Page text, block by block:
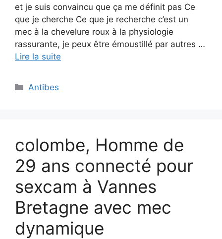
et je suis convaincu que ça me définit pas Ce
que je cherche Ce que je recherche c’est un
mec à la chevelure roux à la physiologie
rassurante, je peux être émoustillé par autres …
Lire la suite
Catégories
Antibes
colombe, Homme de
29 ans connecté pour
sexcam à Vannes
Bretagne avec mec
dynamique